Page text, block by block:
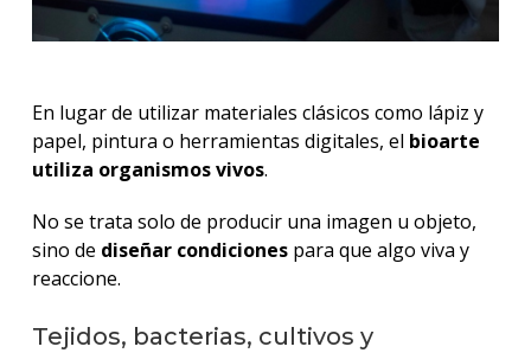
En lugar de utilizar materiales clásicos como lápiz y
papel, pintura o herramientas digitales, el bioarte
utiliza organismos vivos.
No se trata solo de producir una imagen u objeto,
sino de diseñar condicionespara que algo viva y
reaccione.
Tejidos, bacterias, cultivos y